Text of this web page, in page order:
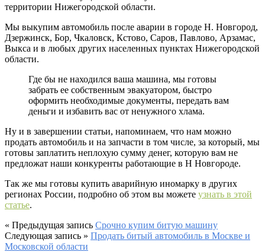
территории Нижегородской области.
Мы выкупим автомобиль после аварии в городе Н. Новгород,
Дзержинск, Бор, Чкаловск, Кстово, Саров, Павлово, Арзамас,
Выкса и в любых других населенных пунктах Нижегородской
области.
Где бы не находился ваша машина, мы готовы
забрать ее собственным эвакуатором, быстро
оформить необходимые документы, передать вам
деньги и избавить вас от ненужного хлама.
Ну и в завершении статьи, напоминаем, что нам можно
продать автомобиль и на запчасти в том числе, за который, мы
готовы заплатить неплохую сумму денег, которую вам не
предложат наши конкуренты работающие в Н Новгороде.
Так же мы готовы купить аварийную иномарку в других
регионах России, подробно об этом вы можете узнать в этой
статье.
« Предыдущая запись Срочно купим битую машину
Следующая запись » Продать битый автомобиль в Москве и
Московской области